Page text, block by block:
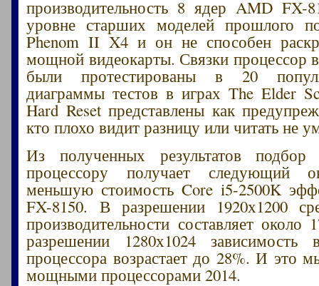
производительность 8 ядер AMD FX-
уровне старших моделей прошлого
Phenom II X4 и он не способен
мощной видеокарты. Связки процессор
были протестированы в 20
диаграммы тестов в играх The Elder
Hard Reset представлены как
кто плохо видит разницу или читать не
Из полученных результатов
процессору получает следующий
меньшую стоимость Core i5-2500K
FX-8150. В разрешении 1920х1200
производительности составляет
разрешении 1280х1024 зависимость
процессора возрастает до 28%. И это
мощными процессорами 2014.